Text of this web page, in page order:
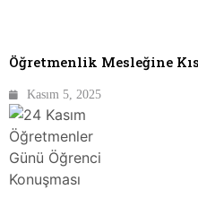
Öğretmenlik Mesleğine
Kasım 5, 2025